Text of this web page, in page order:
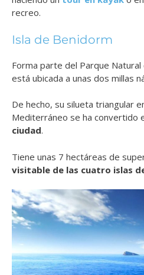
recreo.
Isla de Benidorm
Forma parte del Parque
está ubicada a unas dos millas
De hecho, su silueta triangular
Mediterráneo se ha convertido
ciudad.
Tiene unas 7 hectáreas de
visitable de las cuatro islas